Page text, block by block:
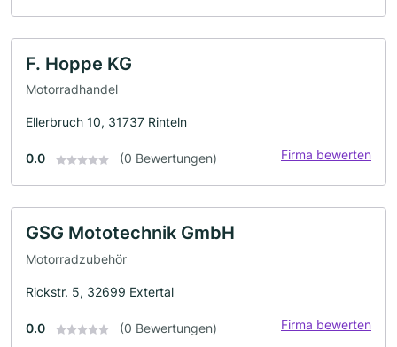
F. Hoppe KG
Motorradhandel
Ellerbruch 10, 31737 Rinteln
0.0 (0 Bewertungen) Firma bewerten
GSG Mototechnik GmbH
Motorradzubehör
Rickstr. 5, 32699 Extertal
0.0 (0 Bewertungen) Firma bewerten